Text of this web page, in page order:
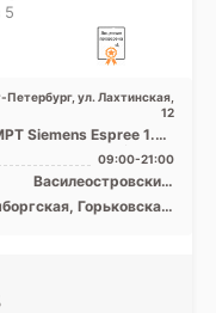
5
Петербург, ул. Лахтинская,
12
Siemens Espree 1.5Т
тип, КТ Siemens
Siemens Definition 40 ...
09:00-21:00
Василеостровский,
Петроградский,
Центральный
Горьковская,